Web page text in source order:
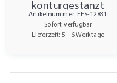
konturgestanzt
Artikelnummer: FES-12831
Sofort verfügbar
Lieferzeit: 5 - 6 Werktage